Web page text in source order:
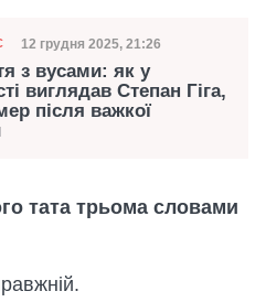
Дата публікації
12 грудня 2025, 21:26
з вусами: як у
виглядав Степан Гіга,
після важкої
тата трьома словами